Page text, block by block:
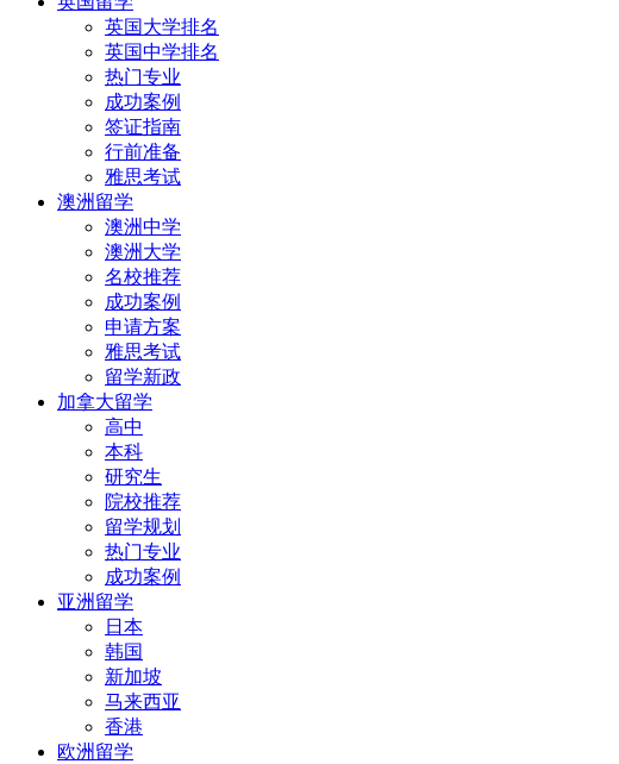
英国大学排名
英国中学排名
热门专业
成功案例
签证指南
行前准备
雅思考试
澳洲留学
澳洲中学
澳洲大学
名校推荐
成功案例
申请方案
雅思考试
留学新政
加拿大留学
高中
本科
研究生
院校推荐
留学规划
热门专业
成功案例
亚洲留学
日本
韩国
新加坡
马来西亚
香港
欧洲留学